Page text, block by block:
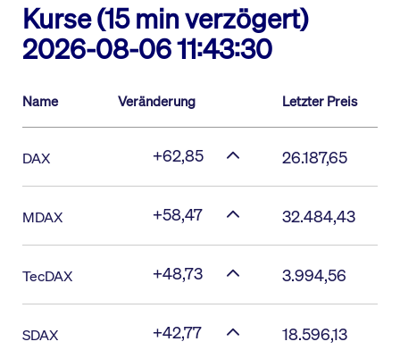
Kurse (15 min verzögert)
2026-08-06 11:43:30
Name Veränderung Letzter Preis
DAX +62,85 26.187,65
MDAX +58,47 32.484,43
TecDAX +48,73 3.994,56
SDAX +42,77 18.596,13